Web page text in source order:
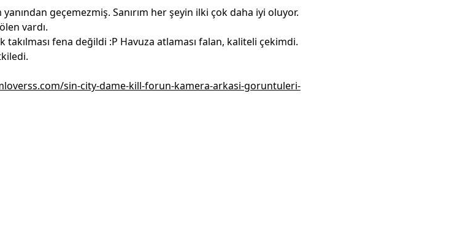
geçemezmiş. Sanırım her şeyin ilki çok daha iyi oluyor.
vardı.
takılması fena değildi :P Havuza atlaması falan, kaliteli çekimdi.
sin-city-dame-kill-forun-kamera-arkasi-goruntuleri-